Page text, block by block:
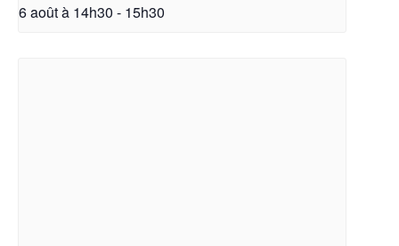
6 août à 14h30 - 15h30